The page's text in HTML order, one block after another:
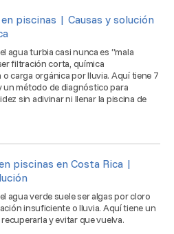
piscinas | Causas y solución
agua turbia casi nunca es “mala
filtración corta, química
o carga orgánica por lluvia. Aquí tiene 7
un método de diagnóstico para
sin adivinar ni llenar la piscina de
piscinas en Costa Rica |
agua verde suele ser algas por cloro
insuficiente o lluvia. Aquí tiene un
y evitar que vuelva.